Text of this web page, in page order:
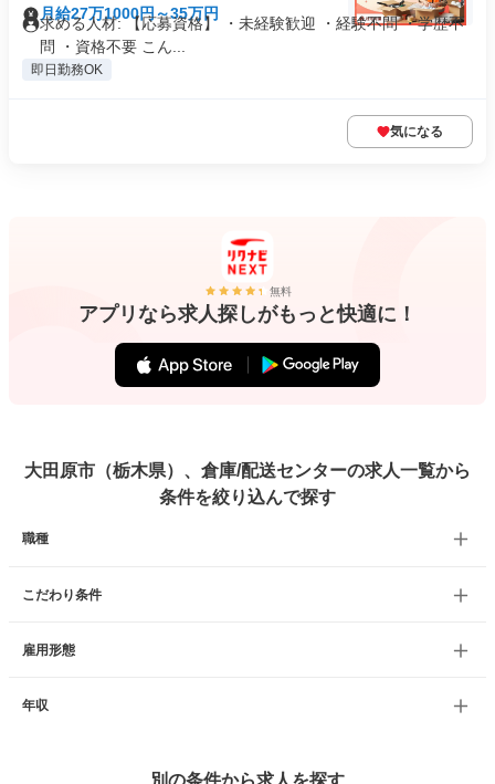
月給27万1000円～35万円
求める人材: 【応募資格】 ・未経験歓迎 ・経験不問 ・学歴不
問 ・資格不要 こん...
即日勤務OK
気になる
無料
アプリなら求人探しがもっと快適に！
大田原市（栃木県）、倉庫/配送センターの求人一覧から
条件を絞り込んで探す
職種
こだわり条件
雇用形態
年収
別の条件から求人を探す